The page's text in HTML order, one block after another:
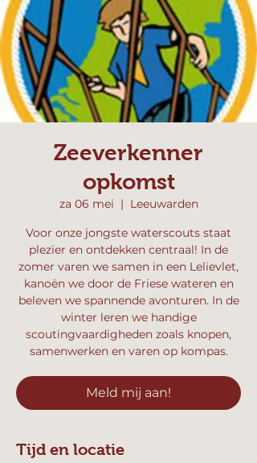
Zeeverkenner
opkomst
za 06 mei
  |
Leeuwarden
Voor onze jongste waterscouts staat
plezier en ontdekken centraal! In de
zomer varen we samen in een Lelievlet,
kanoën we door de Friese wateren en
beleven we spannende avonturen. In de
winter leren we handige
scoutingvaardigheden zoals knopen,
samenwerken en varen op kompas.
Meld mij aan!
Tijd en locatie